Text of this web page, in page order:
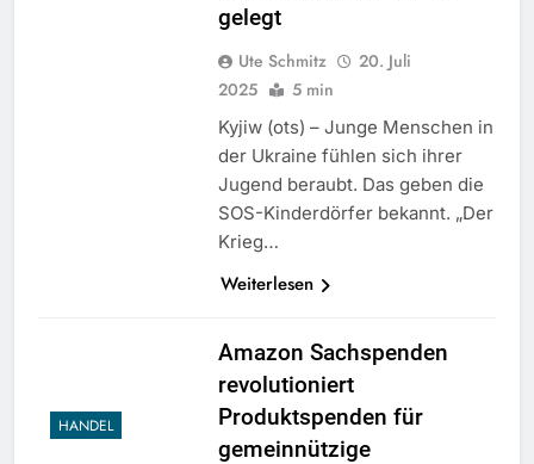
gelegt
Ute Schmitz
20. Juli
2025
5 min
Kyjiw (ots) – Junge Menschen in
der Ukraine fühlen sich ihrer
Jugend beraubt. Das geben die
SOS-Kinderdörfer bekannt. „Der
Krieg…
Weiterlesen
HANDEL
Amazon Sachspenden
revolutioniert
Produktspenden für
gemeinnützige